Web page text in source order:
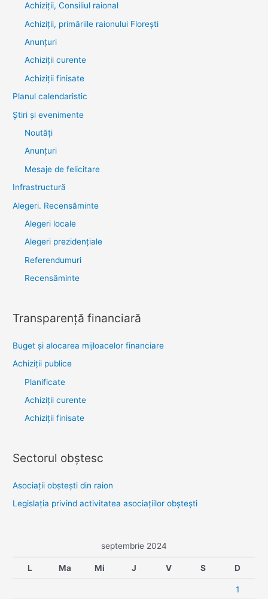
Achiziții, Consiliul raional
Achiziții, primăriile raionului Florești
Anunțuri
Achiziții curente
Achiziții finisate
Planul calendaristic
Știri şi evenimente
Noutăţi
Anunţuri
Mesaje de felicitare
Infrastructură
Alegeri. Recensăminte
Alegeri locale
Alegeri prezidențiale
Referendumuri
Recensăminte
Transparenţă financiară
Buget și alocarea mijloacelor financiare
Achiziţii publice
Planificate
Achiziții curente
Achiziții finisate
Sectorul obştesc
Asociaţii obşteşti din raion
Legislaţia privind activitatea asociaţiilor obşteşti
septembrie 2024
L Ma Mi J V S D
1